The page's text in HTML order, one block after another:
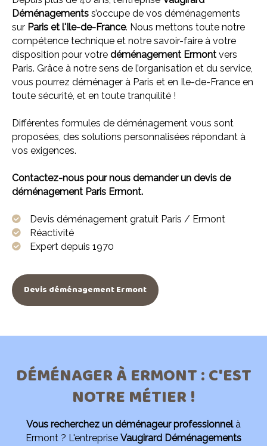
Déménagements s’occupe de vos déménagements
sur Paris et l'Ile-de-France. Nous mettons toute notre
compétence technique et notre savoir-faire à votre
disposition pour votre déménagement Ermont vers
Paris. Grâce à notre sens de l’organisation et du service,
vous pourrez déménager à Paris et en Ile-de-France en
toute sécurité, et en toute tranquilité !
Différentes formules de déménagement vous sont
proposées, des solutions personnalisées répondant à
vos exigences.
Contactez-nous pour nous demander un devis de
déménagement Paris Ermont.
Devis déménagement gratuit Paris / Ermont
Réactivité
Expert depuis 1970
Devis déménagement Ermont
DÉMÉNAGER À ERMONT : C'EST
NOTRE MÉTIER !
Vous recherchez un déménageur professionnelà
Ermont ? L'entreprise Vaugirard Déménagements